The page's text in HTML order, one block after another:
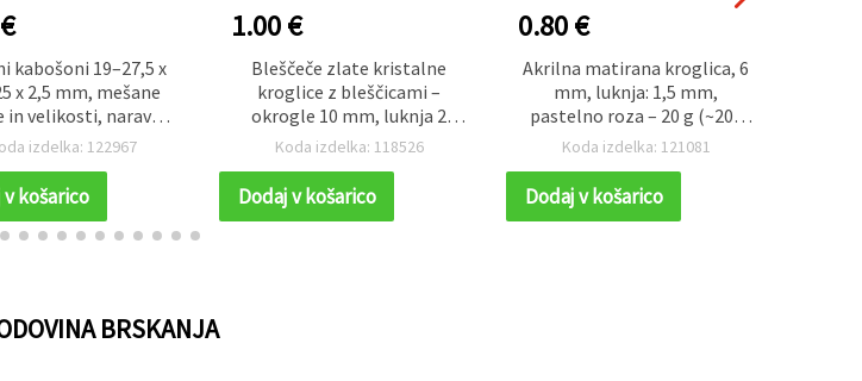
kabošoni 19–27,5 x
x 2,5 mm, mešane
in velikosti, naravna
lesa – 10 kosov
izdelka: 122967
v košarico
1.00 €
Bleščeče zlate kristalne
kroglice z bleščicami –
okrogle 10 mm, luknja 2
mm, paket ~35 kosov (20 g)
Koda izdelka: 118526
Dodaj v košarico
0.80 €
Akrilna matirana kroglica, 6
mm, luknja: 1,5 mm,
pastelno roza – 20 g (~200
kosov)
Koda izdelka: 121081
Dodaj v košarico
BRSKANJA